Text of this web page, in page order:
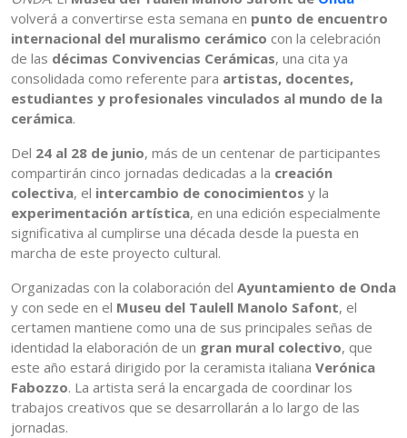
volverá a convertirse esta semana en punto de encuentro
internacional del muralismo cerámico con la celebración
de las décimas Convivencias Cerámicas, una cita ya
consolidada como referente para artistas, docentes,
estudiantes y profesionales vinculados al mundo de la
cerámica.
Del 24 al 28 de junio, más de un centenar de participantes
compartirán cinco jornadas dedicadas a la creación
colectiva, el intercambio de conocimientos y la
experimentación artística, en una edición especialmente
significativa al cumplirse una década desde la puesta en
marcha de este proyecto cultural.
Organizadas con la colaboración del Ayuntamiento de Onda
y con sede en el Museu del Taulell Manolo Safont, el
certamen mantiene como una de sus principales señas de
identidad la elaboración de un gran mural colectivo, que
este año estará dirigido por la ceramista italiana Verónica
Fabozzo. La artista será la encargada de coordinar los
trabajos creativos que se desarrollarán a lo largo de las
jornadas.